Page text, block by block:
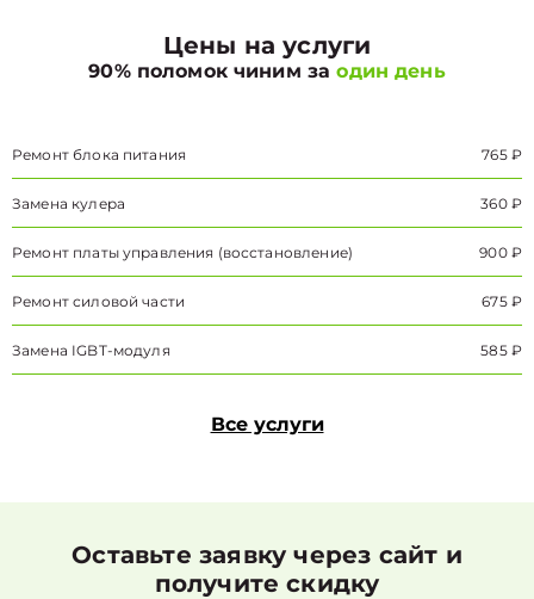
Цены на услуги
90% поломок чиним заодин день
Ремонт блока питания 765 ₽
Замена кулера 360 ₽
Ремонт платы управления (восстановление) 900 ₽
Ремонт силовой части 675 ₽
Замена IGBT-модуля 585 ₽
Все услуги
Оставьте заявку через сайт и
получите скидку